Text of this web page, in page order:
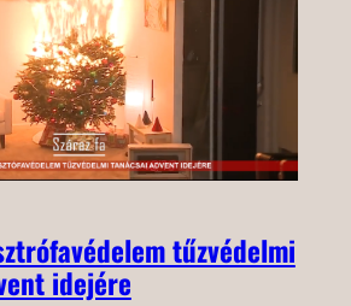
tűzvédelmi
idejére